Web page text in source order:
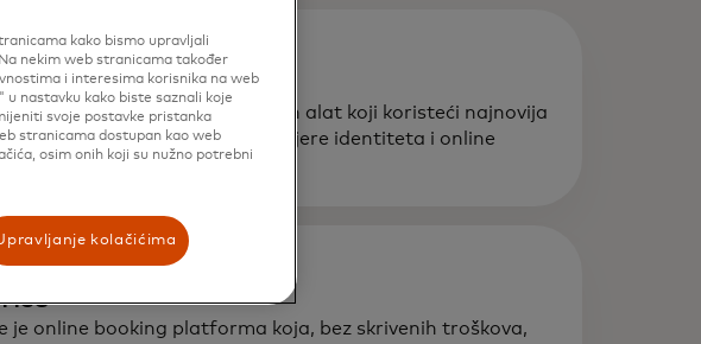
je u potpunosti automatiziran alat koji koristeći najnovija
rješenja olakšava proces provjere identiteta i online
je online booking platforma koja, bez skrivenih troškova,
kako bismo upravljali
nekim web stranicama također
i interesima korisnika na web
nastavku kako biste saznali koje
svoje postavke pristanka
stranicama dostupan kao web
osim onih koji su nužno potrebni
kolačićima